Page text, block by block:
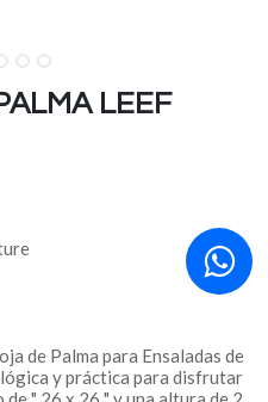
LEEF
de Palma para Ensaladas de
y práctica para disfrutar